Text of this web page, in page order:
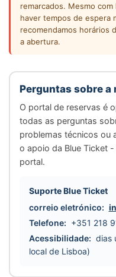
remarcados. Mesmo
haver tempos de espera
recomendamos horários
a abertura.
Perguntas sobre a
O portal de reservas é
todas as perguntas
problemas técnicos ou
o apoio da Blue Ticket
portal.
Suporte Blue Ticket
correio eletrónico:
Telefone: +351 218
Acessibilidade: dias
local de Lisboa)